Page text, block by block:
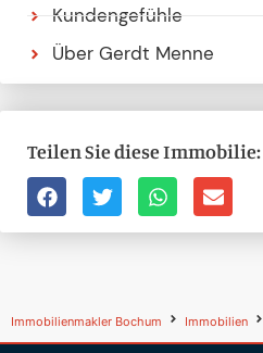
Kundengefühle
Über Gerdt Menne
Teilen Sie diese Immobilie:
Immobilienmakler Bochum Immobilien